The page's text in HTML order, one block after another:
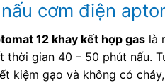
cơm điện
12 khay kết hợp gas là
thời gian 40 – 50 phút nấu.
kiệm gạo và không có